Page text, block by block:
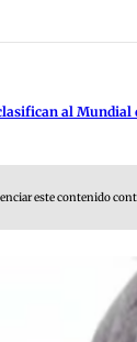
al
este contenido